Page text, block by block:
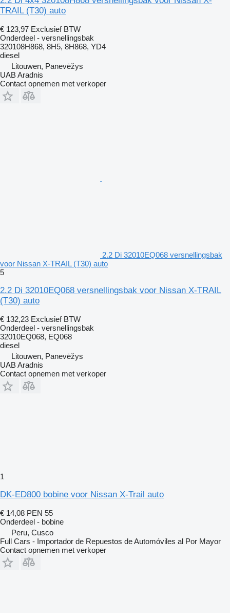
TRAIL (T30) auto
€ 123,97 Exclusief BTW
Onderdeel - versnellingsbak
320108H868, 8H5, 8H868, YD4
diesel
Litouwen, Panevėžys
UAB Aradnis
Contact opnemen met verkoper
2.2 Di 32010EQ068 versnellingsbak
voor Nissan X-TRAIL (T30) auto
5
2.2 Di 32010EQ068 versnellingsbak voor Nissan X-TRAIL
(T30) auto
€ 132,23 Exclusief BTW
Onderdeel - versnellingsbak
32010EQ068, EQ068
diesel
Litouwen, Panevėžys
UAB Aradnis
Contact opnemen met verkoper
1
DK-ED800 bobine voor Nissan X-Trail auto
€ 14,08 PEN 55
Onderdeel - bobine
Peru, Cusco
Full Cars - Importador de Repuestos de Automóviles al Por Mayor
Contact opnemen met verkoper